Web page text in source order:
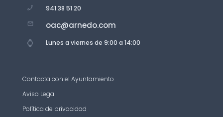
941 38 51 20
oac@arnedo.com
Lunes a viernes de 9:00 a 14:00
Contacta con el Ayuntamiento
Aviso Legal
Política de privacidad